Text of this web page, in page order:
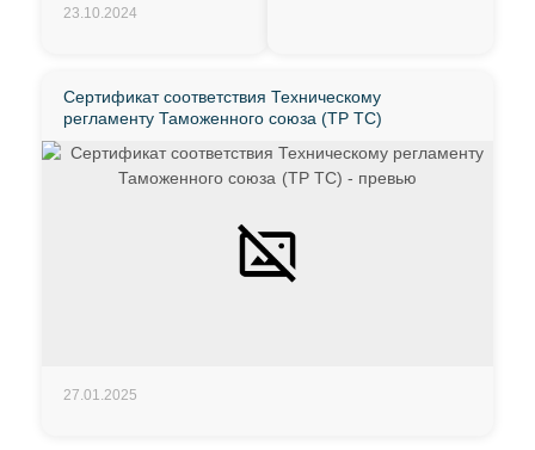
23.10.2024
Сертификат соответствия Техническому
регламенту Таможенного союза (ТР ТС)
27.01.2025